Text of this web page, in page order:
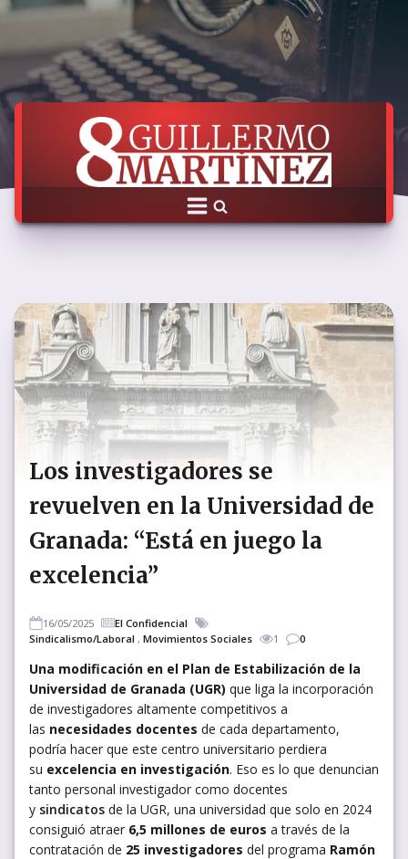
Los investigadores se
revuelven en la Universidad de
Granada: “Está en juego la
excelencia”
16/05/2025
El Confidencial
Sindicalismo/Laboral , Movimientos Sociales 1 0
Una modificación en el Plan de Estabilización de la
Universidad de Granada (UGR) que liga la incorporación
de investigadores altamente competitivos a
las necesidades docentes de cada departamento,
podría hacer que este centro universitario perdiera
su excelencia en investigación. Eso es lo que denuncian
tanto personal investigador como docentes
y sindicatos de la UGR, una universidad que solo en 2024
consiguió atraer 6,5 millones de euros a través de la
contratación de 25 investigadores del programa Ramón